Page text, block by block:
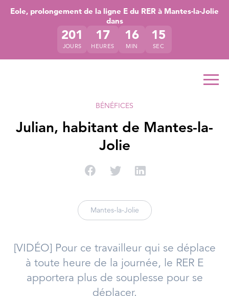
Accéder directement au contenu de la page
Accéder à la navigation principale
Accéder à la recherche
Eole, prolongement de la ligne E du RER à Mantes-la-Jolie
dans
201
JOURS
17
HEURES
16
MIN
14
SEC
BÉNÉFICES
Julian, habitant de Mantes-la-
Jolie
Partager sur Facebook
Partager sur Twitter
Mantes-la-Jolie
[VIDÉO] Pour ce travailleur qui se déplace
à toute heure de la journée, le RER E
apportera plus de souplesse pour se
déplacer.